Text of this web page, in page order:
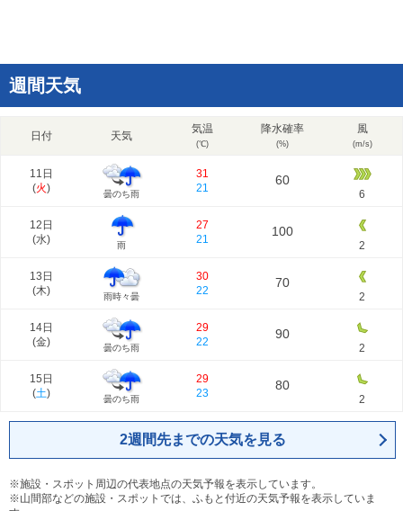
週間天気
日付 天気
気温
(℃)
降水確率
(%)
風
(m/s)
11日
(火) 曇のち雨
31
21
60
6
12日
(水) 雨
27
21
100
2
13日
(木) 雨時々曇
30
22
70
2
14日
(金) 曇のち雨
29
22
90
2
15日
(土) 曇のち雨
29
23
80
2
2週間先までの天気を見る
※施設・スポット周辺の代表地点の天気予報を表示しています。
※山間部などの施設・スポットでは、ふもと付近の天気予報を表示していま